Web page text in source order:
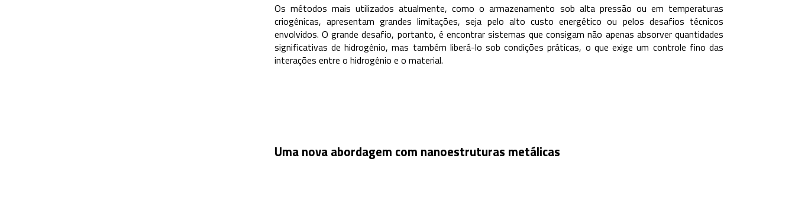
Os métodos mais utilizados atualmente, como o armazenamento sob alta pressão ou em temperaturas
criogênicas, apresentam grandes limitações, seja pelo alto custo energético ou pelos desafios técnicos
envolvidos. O grande desafio, portanto, é encontrar sistemas que consigam não apenas absorver quantidades
significativas de hidrogênio, mas também liberá-lo sob condições práticas, o que exige um controle fino das
interações entre o hidrogênio e o material.
Uma nova abordagem com nanoestruturas metálicas